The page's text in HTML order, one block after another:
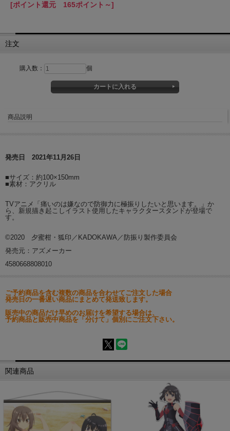
[ポイント還元 165ポイント～]
注文
購入数： 個
商品説明
発売日 2021年11月26日
■サイズ：約100×150mm
■素材：アクリル
TVアニメ「痛いのは嫌なので防御力に極振りしたいと思います。」か
ら、新規描き起こしイラスト使用したキャラクタースタンドが登場で
す。
©2020 夕蜜柑・狐印／KADOKAWA／防振り製作委員会
発売元：アズメーカー
4580668808010
ご予約商品を含む複数の商品を合わせてご注文した場合
発売日の一番遅い商品にまとめて発送致します。
販売中の商品だけ早めのお届けを希望する場合は、
予約商品と販売中商品を「分けて」個別にご注文下さい。
関連商品